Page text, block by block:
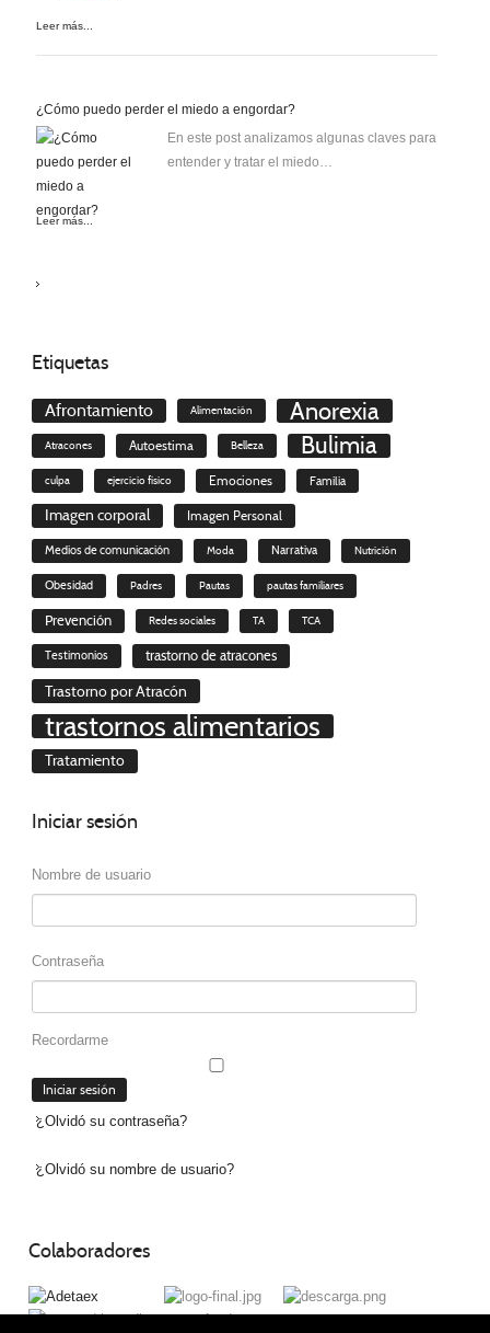
Leer más...
¿Cómo puedo perder el miedo a engordar?
En este post analizamos algunas claves para
entender y tratar el miedo…
Leer más...
Etiquetas
Afrontamiento Alimentación Anorexia
Atracones Autoestima Belleza Bulimia
culpa ejercicio físico Emociones Familia
Imagen corporal Imagen Personal
Medios de comunicación Moda Narrativa Nutrición
Obesidad Padres Pautas pautas familiares
Prevención Redes sociales TA TCA
Testimonios trastorno de atracones
Trastorno por Atracón
trastornos alimentarios
Tratamiento
Iniciarsesión
Nombre de usuario
Contraseña
Recordarme
¿Olvidó su contraseña?
¿Olvidó su nombre de usuario?
Colaboradores